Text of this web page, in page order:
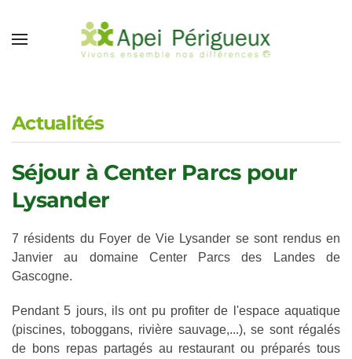
Accéder au contenu principal
Actualités
Séjour à Center Parcs pour
Lysander
7 résidents du Foyer de Vie Lysander se sont rendus en
Janvier au domaine Center Parcs des Landes de
Gascogne.
Pendant 5 jours, ils ont pu profiter de l'espace aquatique
(piscines, toboggans, rivière sauvage,...), se sont régalés
de bons repas partagés au restaurant ou préparés tous